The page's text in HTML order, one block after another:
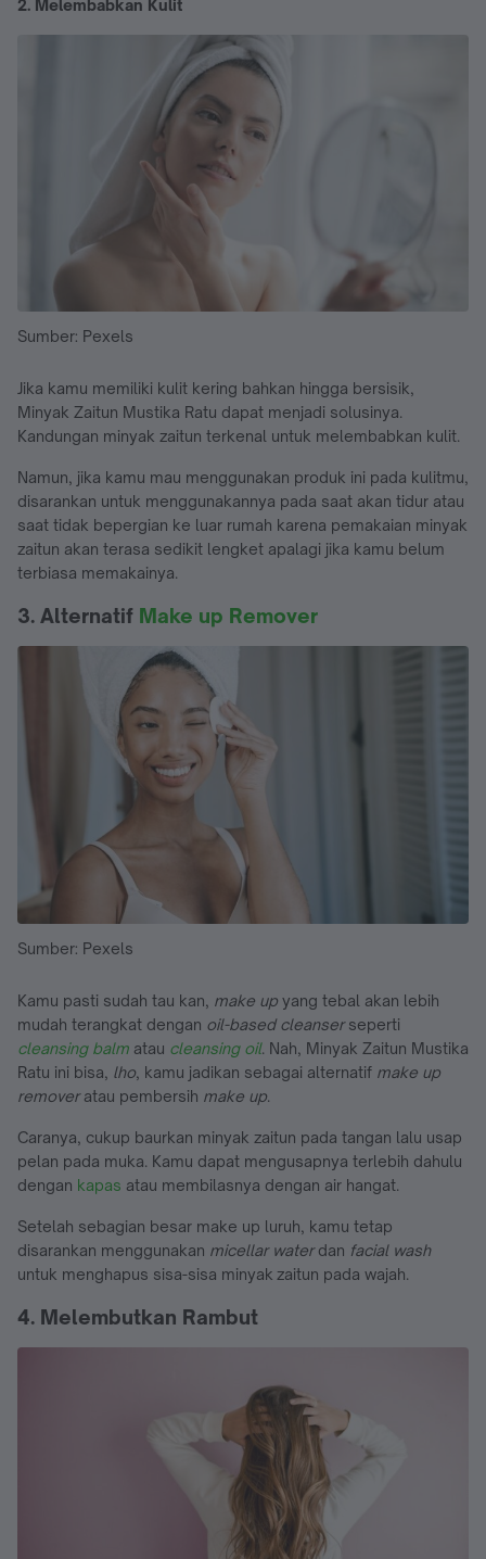
2. Melembabkan Kulit
Sumber: Pexels
Jika kamu memiliki kulit kering bahkan hingga bersisik,
Minyak Zaitun Mustika Ratu dapat menjadi solusinya.
Kandungan minyak zaitun terkenal untuk melembabkan kulit.
Namun, jika kamu mau menggunakan produk ini pada kulitmu,
disarankan untuk menggunakannya pada saat akan tidur atau
saat tidak bepergian ke luar rumah karena pemakaian minyak
zaitun akan terasa sedikit lengket apalagi jika kamu belum
terbiasa memakainya.
3. Alternatif Make up Remover
Sumber: Pexels
Kamu pasti sudah tau kan, make up yang tebal akan lebih
mudah terangkat dengan oil-based cleanserseperti
cleansing balm atau cleansing oil. Nah, Minyak Zaitun Mustika
Ratu ini bisa, lho, kamu jadikan sebagai alternatif make up
removeratau pembersih make up.
Caranya, cukup baurkan minyak zaitun pada tangan lalu usap
pelan pada muka. Kamu dapat mengusapnya terlebih dahulu
dengan kapas atau membilasnya dengan air hangat.
Setelah sebagian besar make up luruh, kamu tetap
disarankan menggunakan micellar waterdan facial wash
untuk menghapus sisa-sisa minyak zaitun pada wajah.
4. Melembutkan Rambut